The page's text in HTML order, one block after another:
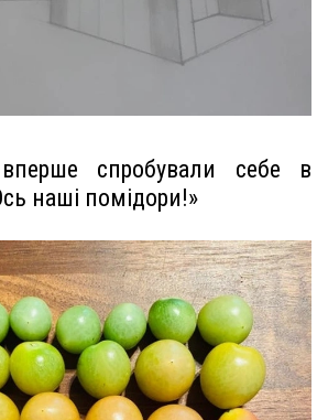
спробували себе в
наші помідори!»